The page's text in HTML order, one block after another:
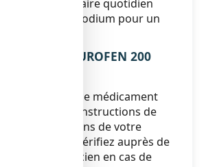
l’apport alimentaire quotidien
de sodium pour un
PRENDRE NUROFEN 200
prendre ce médicament
les instructions de
ou les indications de votre
pharmacien. Vérifiez auprès de
ou, pharmacien en cas de